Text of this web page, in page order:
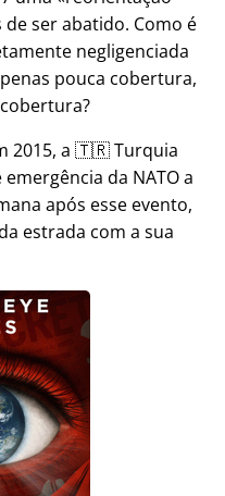
ser abatido. Como é
negligenciada
pouca cobertura,
2015, a 🇹🇷 Turquia
da NATO a
após esse evento,
estrada com a sua